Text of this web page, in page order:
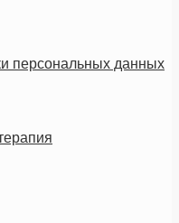
персональных данных